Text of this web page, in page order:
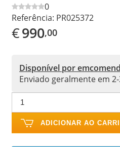
0
Referência: PR025372
€990,00
Disponível por
Enviado geralmente em
ADICIONAR AO